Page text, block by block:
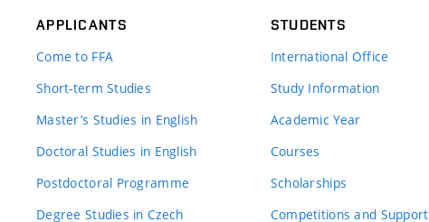
APPLICANTS
Come to FFA
Short-term Studies
Master’s Studies in English
Doctoral Studies in English
Postdoctoral Programme
Degree Studies in Czech
STUDENTS
International Office
Study Information
Academic Year
Courses
Scholarships
Competitions and Support